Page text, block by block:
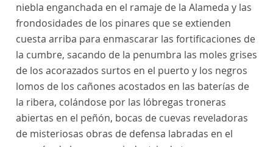
niebla enganchada en el ramaje de la Alameda y las
frondosidades de los pinares que se extienden
cuesta arriba para enmascarar las fortificaciones de
la cumbre, sacando de la penumbra las moles grises
de los acorazados surtos en el puerto y los negros
lomos de los cañones acostados en las baterías de
la ribera, colándose por las lóbregas troneras
abiertas en el peñón, bocas de cuevas reveladoras
de misteriosas obras de defensa labradas en el